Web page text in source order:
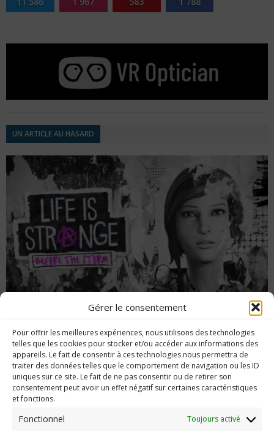
Gérer le consentement
Pour offrir les meilleures expériences, nous utilisons des technologies
telles que les cookies pour stocker et/ou accéder aux informations des
appareils. Le fait de consentir à ces technologies nous permettra de
traiter des données telles que le comportement de navigation ou les ID
uniques sur ce site. Le fait de ne pas consentir ou de retirer son
consentement peut avoir un effet négatif sur certaines caractéristiques
et fonctions.
Fonctionnel Toujours activé
UN ARTICLE AU HASARD
annoncé
Imerod.fr est un site traitant de l'univers du jeu vidéo. Toute
reproduction partielle ou complète sans autorisation préalable